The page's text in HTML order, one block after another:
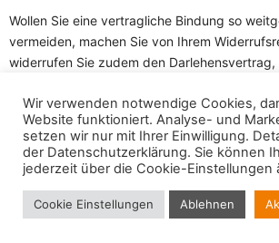
Wollen Sie eine vertragliche Bindung so
vermeiden, machen Sie von Ihrem
widerrufen Sie zudem den
Copyright © 2019 - puca. All Rights Reserved.
Wir verwenden notwendige Cookies,
Website funktioniert. Analyse- und
setzen wir nur mit Ihrer Einwilligung.
der Datenschutzerklärung. Sie können
jederzeit über die Cookie-Einstellungen
Cookie Einstellungen Ablehnen